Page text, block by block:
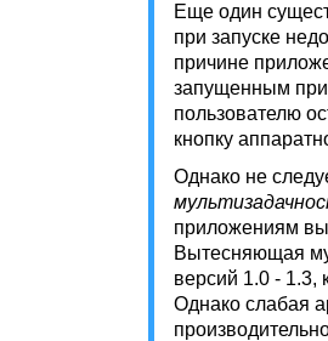
Еще один
при запуске
причине
запущенным
пользователю
кнопку
Однако не
приложениям
Вытесняющая
версий 1.0 - 1.3,
Однако слабая